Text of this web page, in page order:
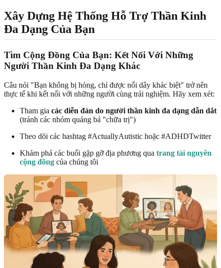
Xây Dựng Hệ Thống Hỗ Trợ Thần Kinh
Đa Dạng Của Bạn
Tìm Cộng Đồng Của Bạn: Kết Nối Với Những
Người Thần Kinh Đa Dạng Khác
Câu nói "Bạn không bị hỏng, chỉ được nối dây khác biệt" trở nên
thực tế khi kết nối với những người cùng trải nghiệm. Hãy xem xét:
Tham gia các diễn đàn do người thần kinh đa dạng dẫn dắt
(tránh các nhóm quảng bá "chữa trị")
Theo dõi các hashtag #ActuallyAutistic hoặc #ADHDTwitter
Khám phá các buổi gặp gỡ địa phương qua trang tài nguyên
cộng đồng của chúng tôi